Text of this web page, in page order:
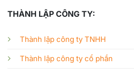
THÀNH LẬP CÔNG TY:
Thành lập công ty TNHH
Thành lập công ty cổ phần